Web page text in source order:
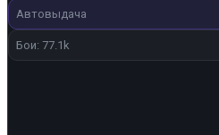
280 ₽.
Автовыдача
Бои: 77.1k